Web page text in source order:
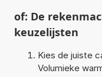
of: De
keuzelijsten
Kies de juiste
Volumieke